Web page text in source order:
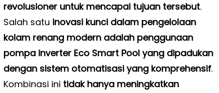
revolusioner untuk mencapai tujuan tersebut.
Salah satu inovasi kunci dalam pengelolaan
kolam renang modern adalah penggunaan
pompa inverter Eco Smart Pool yang dipadukan
dengan sistem otomatisasi yang komprehensif.
Kombinasi ini tidak hanya meningkatkan